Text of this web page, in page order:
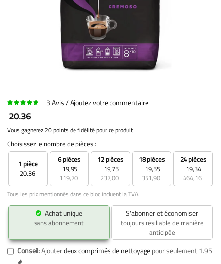
3Avis Ajoutez votre commentaire
20.36
Vous gagnerez 20 points de fidélité pour ce produit
Choisissez le nombre de pièces :
1 pièce
20,36
6 pièces
19,95
119,70
12 pièces
19,75
237,00
18 pièces
19,55
351,90
24 pièces
19,34
464,16
Tous les prix mentionnés dans ce bloc incluent la TVA.
Achat unique
sans abonnement
S'abonner et économiser
toujours résiliable de manière
anticipée
Conseil:Ajouterdeux comprimés de nettoyagepour seulement 1.95